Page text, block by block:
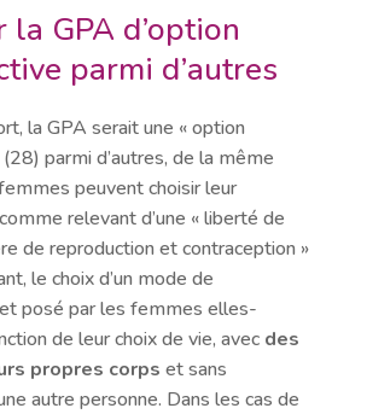
GPA d’option
parmi d’autres
la GPA serait une « option
parmi d’autres, de la même
peuvent choisir leur
relevant d’une « liberté de
de reproduction et contraception »
le choix d’un mode de
posé par les femmes elles-
de leur choix de vie, avec des
propres corps et sans
autre personne. Dans les cas de